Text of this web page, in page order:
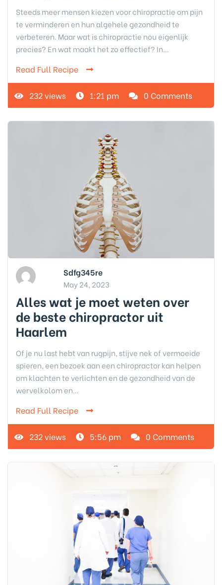
Steeds meer mensen kiezen voor chiropractie om pijn
te verminderen en hun algehele gezondheid te
verbeteren. Maar wat is chiropractie nou eigenlijk
precies? En wat maakt het zo effectief? In…
Read Full Recipe
232 views 1:21 pm 0 Comments
Sdfg345re
May 24, 2023
Alles wat je moet weten over
de beste chiropractor uit
Haarlem
Of je nu last hebt van rugpijn, stijve nek of vermoeide
spieren, een bezoek aan een chiropractor kan helpen
om klachten te verlichten en de gezondheid van de
wervelkolom en…
Read Full Recipe
232 views 5:56 pm 0 Comments